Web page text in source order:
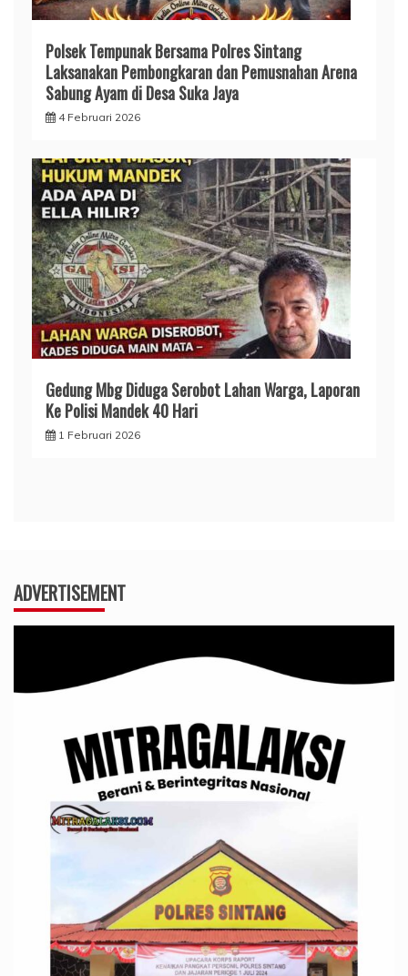
Polsek Tempunak Bersama Polres Sintang
Laksanakan Pembongkaran dan Pemusnahan Arena
Sabung Ayam di Desa Suka Jaya
4 Februari 2026
Gedung Mbg Diduga Serobot Lahan Warga, Laporan
Ke Polisi Mandek 40 Hari
1 Februari 2026
ADVERTISEMENT